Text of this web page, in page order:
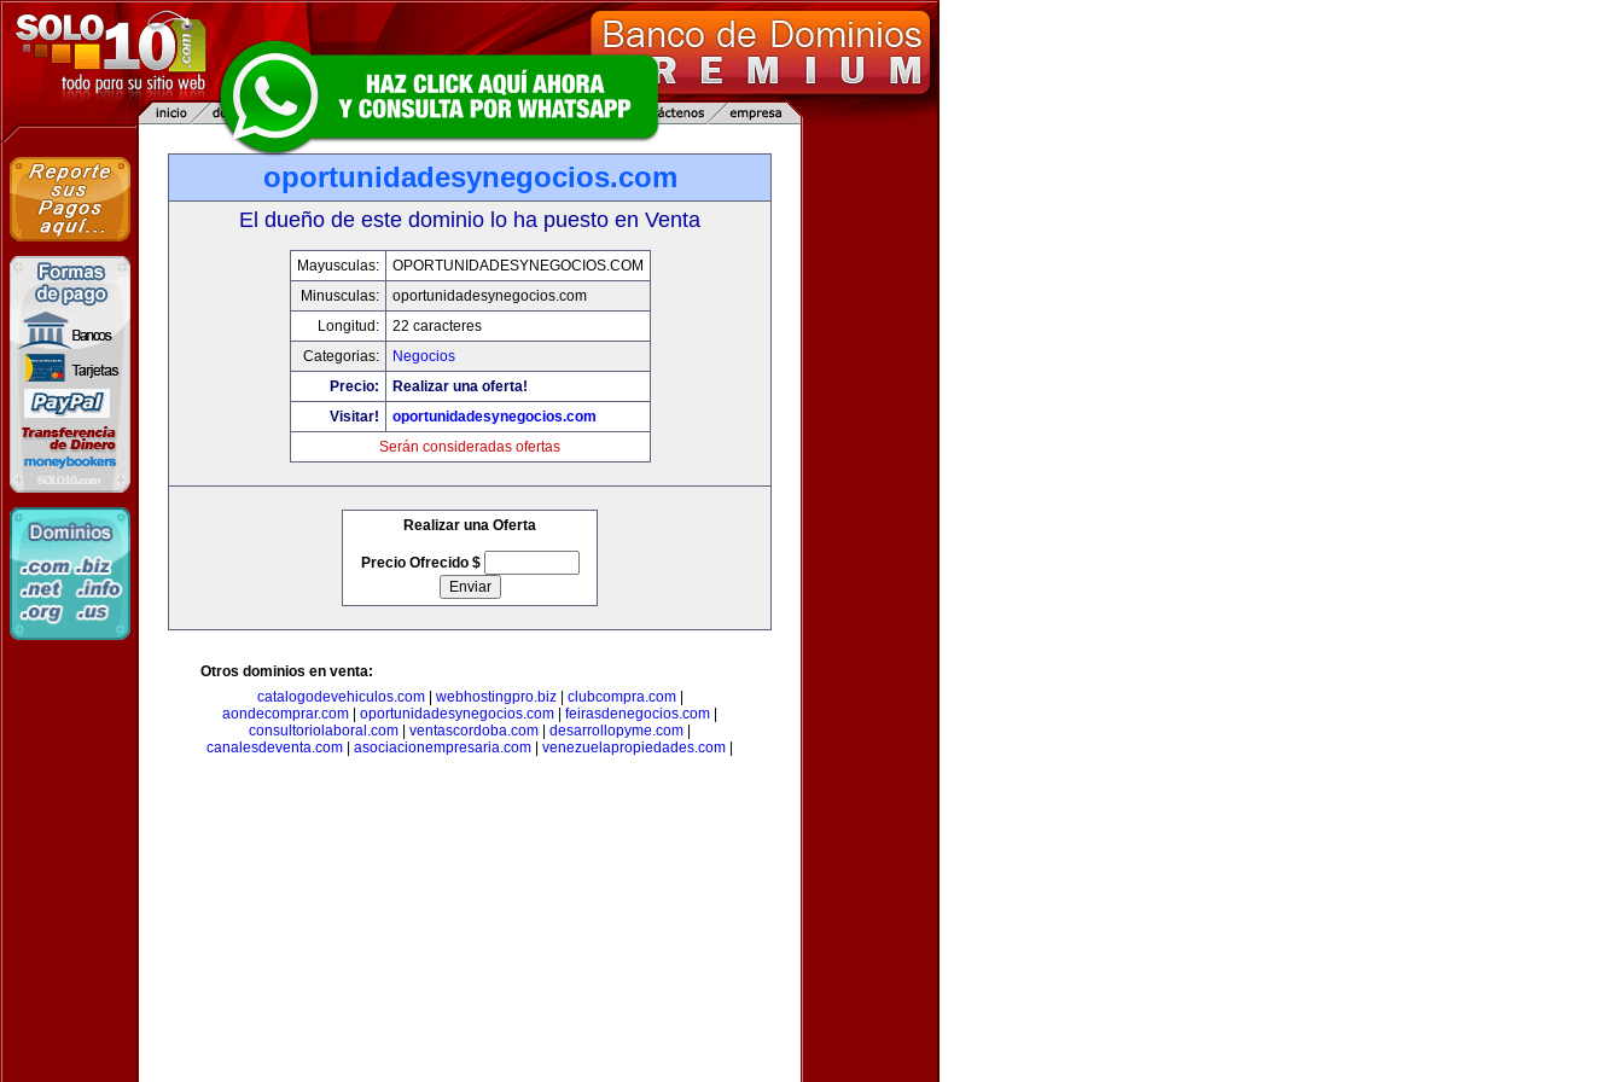
oportunidadesynegocios.com
El dueño de este dominio lo ha puesto en Venta
Mayusculas:
OPORTUNIDADESYNEGOCIOS.COM
Minusculas:
oportunidadesynegocios.com
Longitud:
22 caracteres
Categorias:
Negocios
Precio:
Realizar una oferta!
Visitar!
oportunidadesynegocios.com
Serán consideradas ofertas
Realizar una Oferta
Precio Ofrecido $
Otros dominios en venta:
catalogodevehiculos.com| webhostingpro.biz| clubcompra.com|
aondecomprar.com
oportunidadesynegocios.com feirasdenegocios.com
consultoriolaboral.com
ventascordoba.com desarrollopyme.com
canalesdeventa.com
asociacionempresaria.com venezuelapropiedades.com